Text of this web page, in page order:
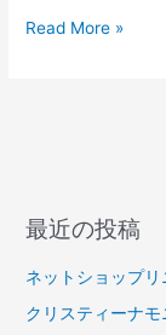
Read More »
最近の投稿
ネットショップ
クリスティーナ